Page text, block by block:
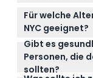
mittwochs ist
Minuten, daher
das volle
vorbehalten –
bestätigen).
Ja, Tickets für
Voraus online
Eine
die Sitzung
Für welche
NYC geeignet?
Das
willkommen,
müssen von
Gibt es
Personen, die
sollten?